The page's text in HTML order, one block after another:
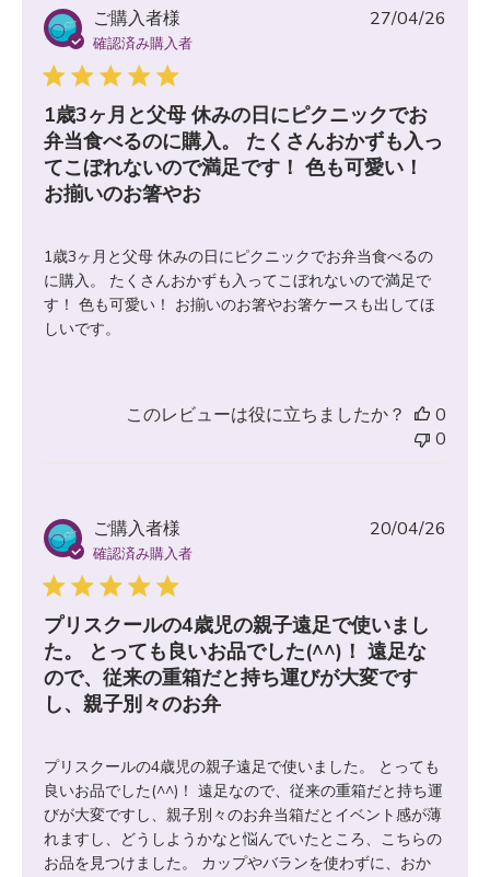
ご購入者様
確認済み購入者
1歳3ヶ月と父母 休みの日にピクニックでお
弁当食べるのに購入。 たくさんおかずも入っ
てこぼれないので満足です！ 色も可愛い！
お揃いのお箸やお
1歳3ヶ月と父母 休みの日にピクニックでお弁当食べるの
に購入。 たくさんおかずも入ってこぼれないので満足で
す！ 色も可愛い！ お揃いのお箸やお箸ケースも出してほ
しいです。
27/04/26
このレビューは役に立ちましたか？
0
0
ご購入者様
確認済み購入者
プリスクールの4歳児の親子遠足で使いまし
た。 とっても良いお品でした(^^)！ 遠足な
ので、従来の重箱だと持ち運びが大変です
し、親子別々のお弁
プリスクールの4歳児の親子遠足で使いました。 とっても
良いお品でした(^^)！ 遠足なので、従来の重箱だと持ち運
びが大変ですし、親子別々のお弁当箱だとイベント感が薄
れますし、どうしようかなと悩んでいたところ、こちらの
お品を見つけました。 カップやバランを使わずに、おか
20/04/26